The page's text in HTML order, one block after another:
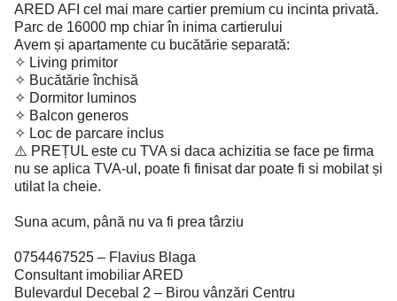
ARED AFI cel mai mare cartier premium cu incinta privată.
Parc de 16000 mp chiar în inima cartierului
Avem și apartamente cu bucătărie separată:
✧ Living primitor
✧ Bucătărie închisă
✧ Dormitor luminos
✧ Balcon generos
✧ Loc de parcare inclus
⚠️ PREȚUL este cu TVA si daca achizitia se face pe firma
nu se aplica TVA-ul, poate fi finisat dar poate fi si mobilat și
utilat la cheie.
Suna acum, până nu va fi prea târziu
0754467525⁩ – Flavius Blaga
Consultant imobiliar ARED
Bulevardul Decebal 2 – Birou vânzări Centru